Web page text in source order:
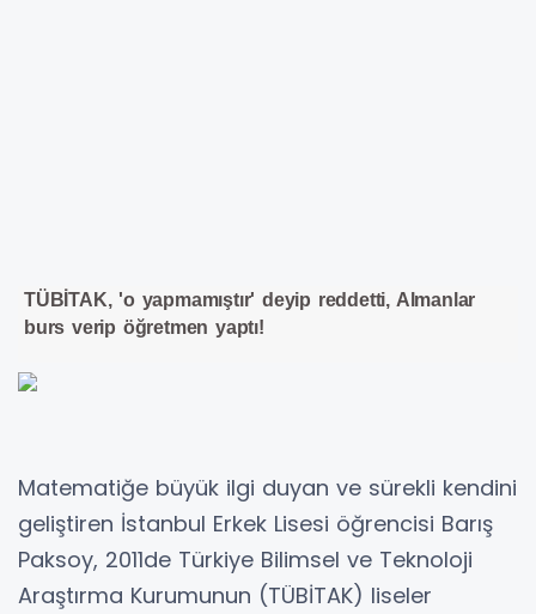
TÜBİTAK, 'o yapmamıştır' deyip reddetti, Almanlar
burs verip öğretmen yaptı!
Matematiğe büyük ilgi duyan ve sürekli kendini
geliştiren İstanbul Erkek Lisesi öğrencisi Barış
Paksoy, 2011de Türkiye Bilimsel ve Teknoloji
Araştırma Kurumunun (TÜBİTAK) liseler